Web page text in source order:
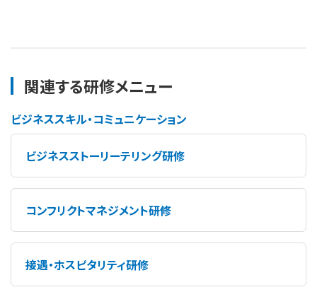
関連する研修メニュー
ビジネススキル・コミュニケーション
ビジネスストーリーテリング研修
コンフリクトマネジメント研修
接遇・ホスピタリティ研修